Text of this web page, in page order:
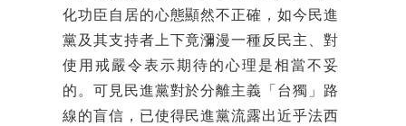
化功臣自居的心態顯然不正確，如今民進
黨及其支持者上下竟瀰漫一種反民主、對
使用戒嚴令表示期待的心理是相當不妥
的。可見民進黨對於分離主義「台獨」路
線的盲信，已使得民進黨流露出近乎法西